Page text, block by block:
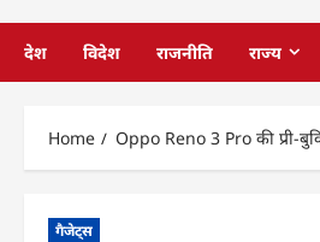
देश विदेश राजनीति राज्य
Home Oppo Reno 3 Pro की प्री-
गैजेट्स